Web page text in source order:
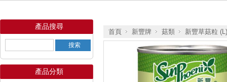
產品搜尋
產品分類
首頁 新豐牌
»
菇類
»
新豐草菇粒 (L)